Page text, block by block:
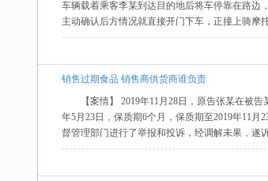
车辆载着乘客李某到达目的地后将车停靠在路边
主动确认后方情况就直接开门下车，正撞上骑摩
销售过期食品 销售商供货商谁负责
【案情】 2019年11月28日，原告张某在被
年5月23日，保质期6个月，保质期至2019年11
督管理部门进行了举报和投诉，经调解未果，遂